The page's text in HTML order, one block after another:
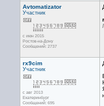
Avtomatizator
Участник
с июн 2015
Ростов-на-Дону
Сообщений: 2737
rx9cim
Участник
с авг 2013
Екатеринбург
Сообщений: 695